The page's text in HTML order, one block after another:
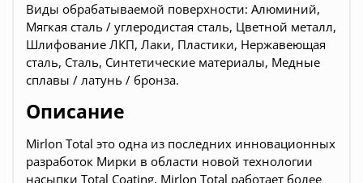
Виды обрабатываемой поверхности: Алюминий,
Мягкая сталь / углеродистая сталь, Цветной металл,
Шлифование ЛКП, Лаки, Пластики, Нержавеющая
сталь, Сталь, Синтетические материалы, Медные
сплавы / латунь / бронза.
Описание
Mirlon Total это одна из последних инновационных
разработок Мирки в области новой технологии
насыпки Total Coating. Mirlon Total работает более